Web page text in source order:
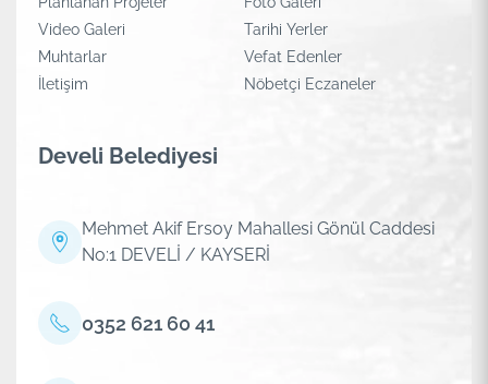
Video Galeri
Tarihi Yerler
Muhtarlar
Vefat Edenler
İletişim
Nöbetçi Eczaneler
Develi Belediyesi
Mehmet Akif Ersoy Mahallesi Gönül Caddesi
No:1 DEVELİ / KAYSERİ
0352 621 60 41